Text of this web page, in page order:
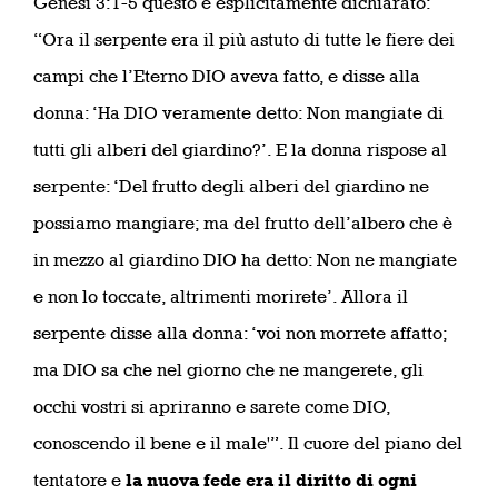
“Ora il serpente era il più astuto di tutte le fiere dei
campi che l’Eterno DIO aveva fatto, e disse alla
donna: ‘Ha DIO veramente detto: Non mangiate di
tutti gli alberi del giardino?’. E la donna rispose al
serpente: ‘Del frutto degli alberi del giardino ne
possiamo mangiare; ma del frutto dell’albero che è
in mezzo al giardino DIO ha detto: Non ne mangiate
e non lo toccate, altrimenti morirete’. Allora il
serpente disse alla donna: ‘voi non morrete affatto;
ma DIO sa che nel giorno che ne mangerete, gli
occhi vostri si apriranno e sarete come DIO,
conoscendo il bene e il male'”. Il cuore del piano del
tentatore e la nuova fede era il diritto di ogni